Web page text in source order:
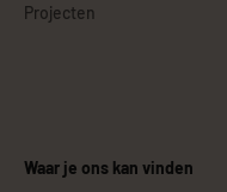
Projecten
Waar je ons kan vinden